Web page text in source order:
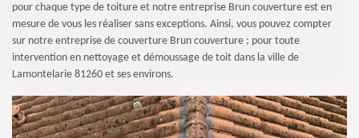
pour chaque type de toiture et notre entreprise Brun couverture est en
mesure de vous les réaliser sans exceptions. Ainsi, vous pouvez compter
sur notre entreprise de couverture Brun couverture ; pour toute
intervention en nettoyage et démoussage de toit dans la ville de
Lamontelarie 81260 et ses environs.